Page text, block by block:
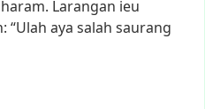
haram. Larangan ieu
“Ulah aya salah saurang